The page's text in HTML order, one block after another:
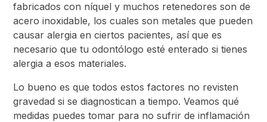
fabricados con níquel y muchos retenedores son de
acero inoxidable, los cuales son metales que pueden
causar alergia en ciertos pacientes, así que es
necesario que tu odontólogo esté enterado si tienes
alergia a esos materiales.
Lo bueno es que todos estos factores no revisten
gravedad si se diagnostican a tiempo. Veamos qué
medidas puedes tomar para no sufrir de inflamación